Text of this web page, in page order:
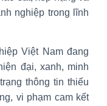
nghiệp trong lĩnh
Việt Nam đang
đại, xanh, minh
thông tin thiếu
vi phạm cam kết